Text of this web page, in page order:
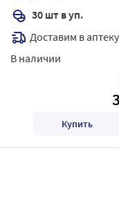
30 шт в уп.
Доставим в аптеку
В наличии
Купить